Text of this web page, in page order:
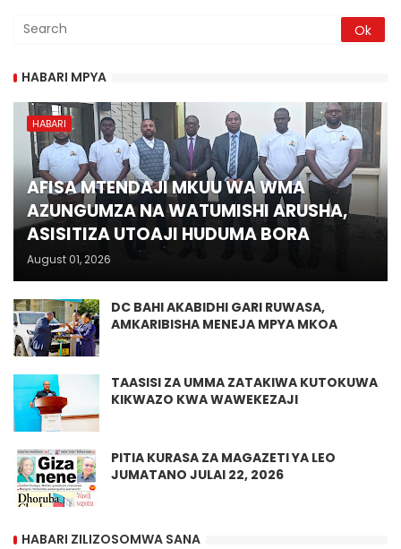
HABARI MPYA
HABARI
AFISA MTENDAJI MKUU WA WMA
AZUNGUMZA NA WATUMISHI ARUSHA,
ASISITIZA UTOAJI HUDUMA BORA
August 01, 2026
DC BAHI AKABIDHI GARI RUWASA,
AMKARIBISHA MENEJA MPYA MKOA
TAASISI ZA UMMA ZATAKIWA KUTOKUWA
KIKWAZO KWA WAWEKEZAJI
PITIA KURASA ZA MAGAZETI YA LEO
JUMATANO JULAI 22, 2026
HABARI ZILIZOSOMWA SANA